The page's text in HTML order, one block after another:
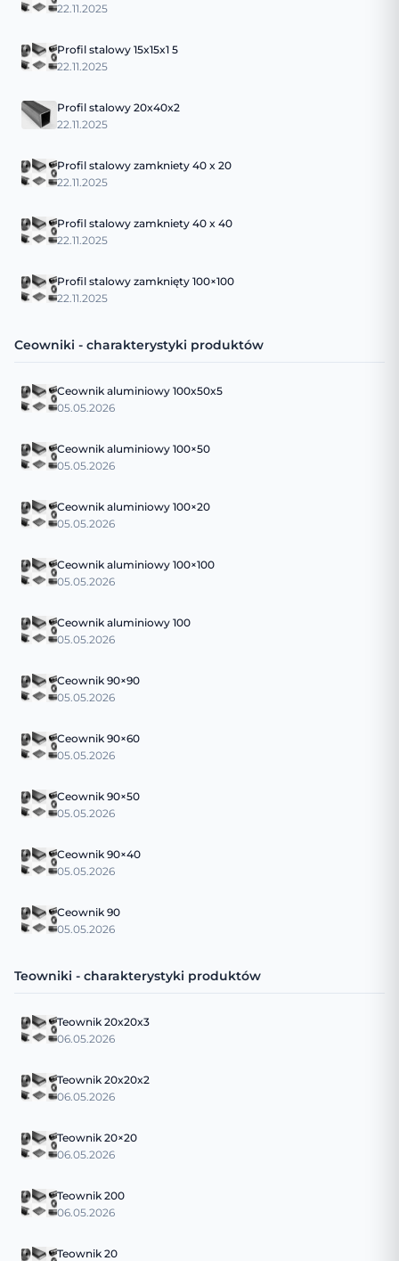
22.11.2025
Profil stalowy 15x15x1 5
22.11.2025
Profil stalowy 20x40x2
22.11.2025
Profil stalowy zamkniety 40 x 20
22.11.2025
Profil stalowy zamkniety 40 x 40
22.11.2025
Profil stalowy zamknięty 100×100
22.11.2025
Ceowniki - charakterystyki produktów
Ceownik aluminiowy 100x50x5
05.05.2026
Ceownik aluminiowy 100×50
05.05.2026
Ceownik aluminiowy 100×20
05.05.2026
Ceownik aluminiowy 100×100
05.05.2026
Ceownik aluminiowy 100
05.05.2026
Ceownik 90×90
05.05.2026
Ceownik 90×60
05.05.2026
Ceownik 90×50
05.05.2026
Ceownik 90×40
05.05.2026
Ceownik 90
05.05.2026
Teowniki - charakterystyki produktów
Teownik 20x20x3
06.05.2026
Teownik 20x20x2
06.05.2026
Teownik 20×20
06.05.2026
Teownik 200
06.05.2026
Teownik 20